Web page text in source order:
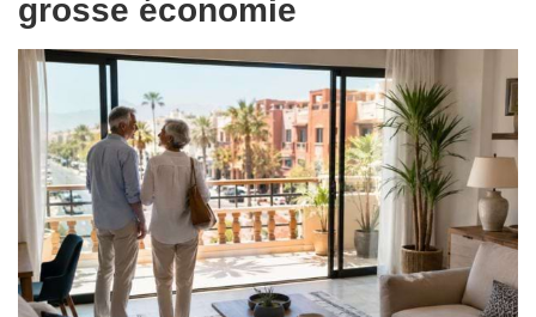
grosse économie